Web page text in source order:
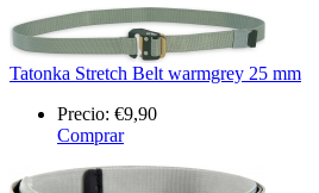
Tatonka Stretch Belt warmgrey 25 mm
Precio: €9,90
Comprar